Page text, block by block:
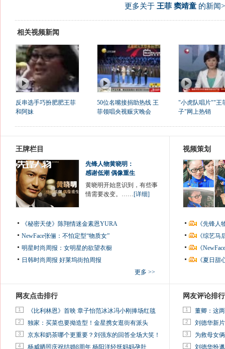
更多关于 王菲 窦靖童的新闻
相关视频新闻
反串选手巧扮肥肥王菲
和阿妹
50位名嘴接捐助热线 王
菲领唱央视赈灾晚会
"小虎队唱片""王
子"网上热销
王牌栏目
先锋人物黄晓明：
感谢低潮 偶像重生
黄晓明开始意识到，有些事
情需要改变。……[详细]
《秘密天使》陈翔情迷金素恩YURA
NewFace张俪：不怕定型“物质女”
明星时尚周报：女明星的欲望衣橱
日韩时尚周报 好莱坞街拍周报
更多 >>
视频策划
《先锋
《综艺
《
《夏日
网友点击排行
1 《比利林恩》首映 章子怡范冰冰冯小刚捧场红毯
2 独家：买菜也要拗造型！金星携女逛街有派头
3 京东和奶茶哪个更重要？刘强东的回答全场大笑！
4 杨威晒照庆祝结婚8周年 杨阳洋轻抚妈妈孕肚
网友评论排行
1 董卿：这
2 刘德华新
3 为救母女
4 刘德华扮